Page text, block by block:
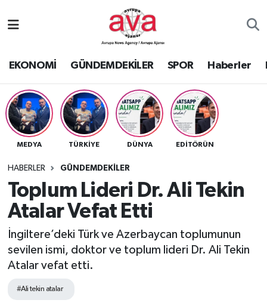
EKONOMİ GÜNDEMDEKİLER SPOR Haberler
MEDYA TÜRKİYE DÜNYA EDİTÖRÜN
HABERLER GÜNDEMDEKİLER
Toplum Lideri Dr. Ali Tekin
Atalar Vefat Etti
İngiltere’deki Türk ve Azerbaycan toplumunun
sevilen ismi, doktor ve toplum lideri Dr. Ali Tekin
Atalar vefat etti.
#Ali tekin atalar
Nöbetçi Eczaneler
Namaz Vakitleri
Trafik Durumu
Süper Lig Puan Durumu ve Fikstür
Tüm Manşetler
Son Dakika Haberleri
Haber Arşivi